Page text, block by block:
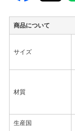
商品について
サイズ
材質
生産国